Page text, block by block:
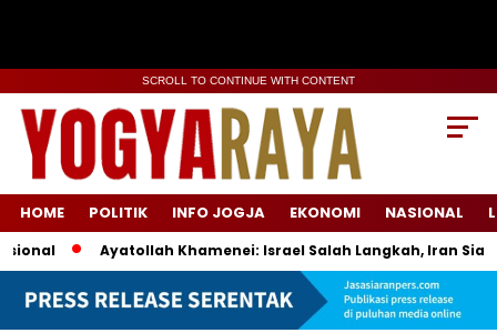
SCROLL TO CONTINUE WITH CONTENT
HOME POLITIK INFO JOGJA EKONOMI NASIONAL
Ayatollah Khamenei: Israel Salah Langkah, Iran Siap